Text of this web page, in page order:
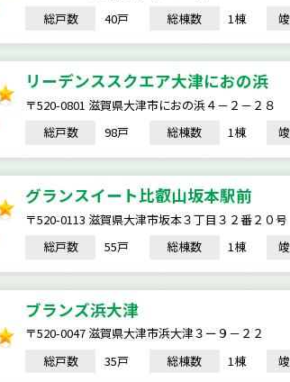
総戸数
40戸 総棟数 1棟
リーデンススクエア大津におの浜
〒520-0801 滋賀県大津市におの浜４－２－２８
総戸数
98戸 総棟数 1棟
グランスイート比叡山坂本駅前
〒520-0113 滋賀県大津市坂本３丁目３２番２０号
総戸数
55戸 総棟数 1棟
ブランズ浜大津
〒520-0047 滋賀県大津市浜大津３ー９－２２
総戸数
35戸 総棟数 1棟